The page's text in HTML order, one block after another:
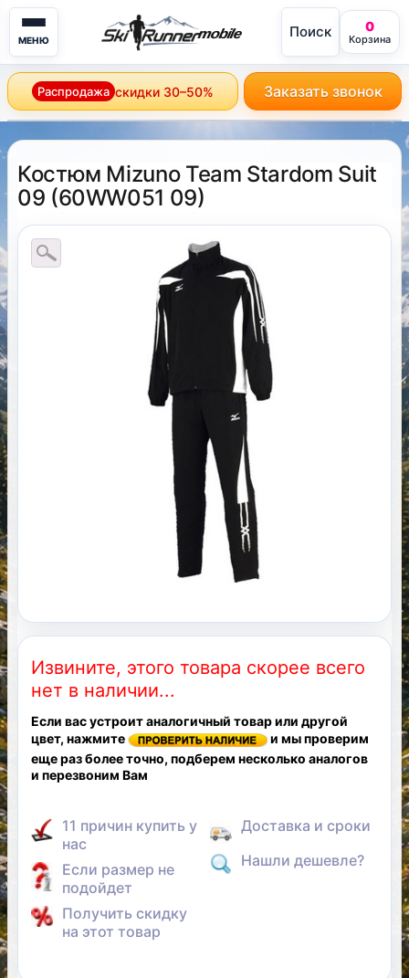
МЕНЮ mobile Поиск 0
Корзина
Распродажа скидки 30–50% Заказать звонок
Костюм Mizuno Team Stardom Suit
09 (60WW051 09)
Извините, этого товара скорее всего
нет в наличии...
Если вас устроит аналогичный товар или другой
цвет, нажмите
и мы проверим
еще раз более точно, подберем несколько аналогов
и перезвоним Вам
11 причин купить у
нас
Если размер не
подойдет
Получить скидку
на этот товар
Доставка и сроки
Нашли дешевле?